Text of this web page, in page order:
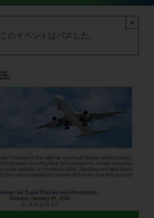
このイベントはパスした。
×